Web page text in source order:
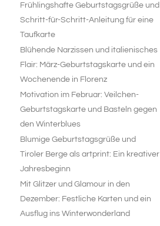
Frühlingshafte Geburtstagsgrüße und
Schritt-für-Schritt-Anleitung für eine
Taufkarte
Blühende Narzissen und italienisches
Flair: März-Geburtstagskarte und ein
Wochenende in Florenz
Motivation im Februar: Veilchen-
Geburtstagskarte und Basteln gegen
den Winterblues
Blumige Geburtstagsgrüße und
Tiroler Berge als artprint: Ein kreativer
Jahresbeginn
Mit Glitzer und Glamour in den
Dezember: Festliche Karten und ein
Ausflug ins Winterwonderland